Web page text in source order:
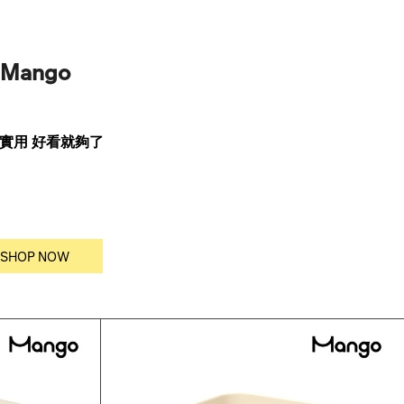
Mango
用 好看就夠了
SHOP NOW